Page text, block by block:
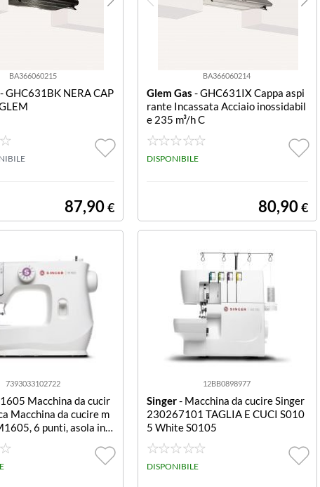
BA366060215
- GHC631BK NERA CAP
87,90€
BA366060214
Glem Gas - GHC631IX Cappa aspi
rante Incassata Acciaio inossidabil
e 235 m³/h C
DISPONIBILE
80,90€
7393033102722
Macchina da cucir
Macchina da cucire m
6 punti, asola in q
infilatura rapida, 1
a 4 passaggi,
di punto dritto e zig-z
12BB0898977
Singer- Macchina da cucire Singer
230267101 TAGLIA E CUCI S010
5 White S0105
DISPONIBILE